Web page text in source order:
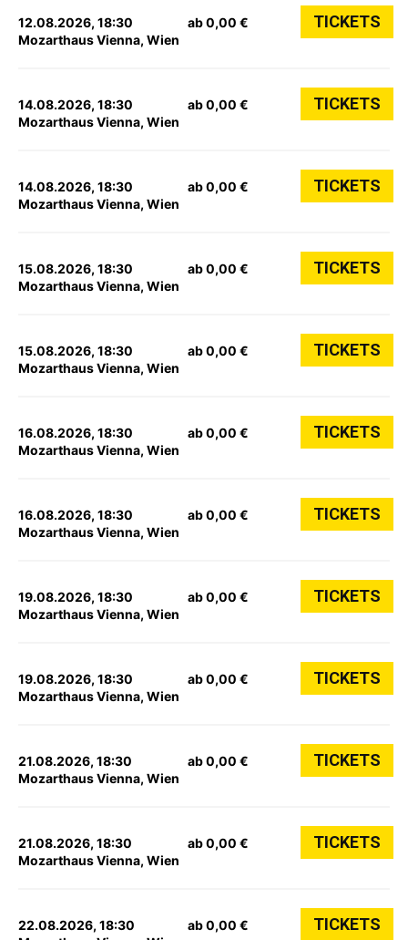
12.08.2026, 18:30
Mozarthaus Vienna, Wien
ab 0,00 € TICKETS
14.08.2026, 18:30
Mozarthaus Vienna, Wien
ab 0,00 € TICKETS
14.08.2026, 18:30
Mozarthaus Vienna, Wien
ab 0,00 € TICKETS
15.08.2026, 18:30
Mozarthaus Vienna, Wien
ab 0,00 € TICKETS
15.08.2026, 18:30
Mozarthaus Vienna, Wien
ab 0,00 € TICKETS
16.08.2026, 18:30
Mozarthaus Vienna, Wien
ab 0,00 € TICKETS
16.08.2026, 18:30
Mozarthaus Vienna, Wien
ab 0,00 € TICKETS
19.08.2026, 18:30
Mozarthaus Vienna, Wien
ab 0,00 € TICKETS
19.08.2026, 18:30
Mozarthaus Vienna, Wien
ab 0,00 € TICKETS
21.08.2026, 18:30
Mozarthaus Vienna, Wien
ab 0,00 € TICKETS
21.08.2026, 18:30
Mozarthaus Vienna, Wien
ab 0,00 € TICKETS
22.08.2026, 18:30
ab 0,00 € TICKETS